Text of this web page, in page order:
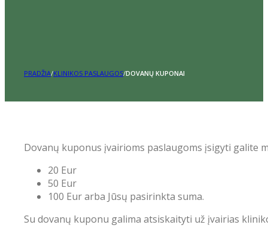
PRADŽIA/KLINIKOS PASLAUGOS/DOVANŲ KUPONAI
Dovanų kuponus įvairioms paslaugoms įsigyti galite
20 Eur
50 Eur
100 Eur arba Jūsų pasirinkta suma.
Su dovanų kuponu galima atsiskaityti už įvairias